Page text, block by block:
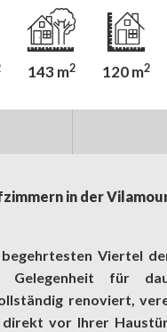
143 m2 120 m2
in der
Viertel
Gelegenheit für
renoviert,
vor Ihrer